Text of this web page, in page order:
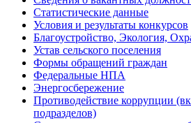
Статистические данные
Условия и результаты конкурсов
Благоустройство, Экология,
Устав сельского поселения
Формы обращений граждан
Федеральные НПА
Энергосбережение
Противодействие коррупции
подразделов)